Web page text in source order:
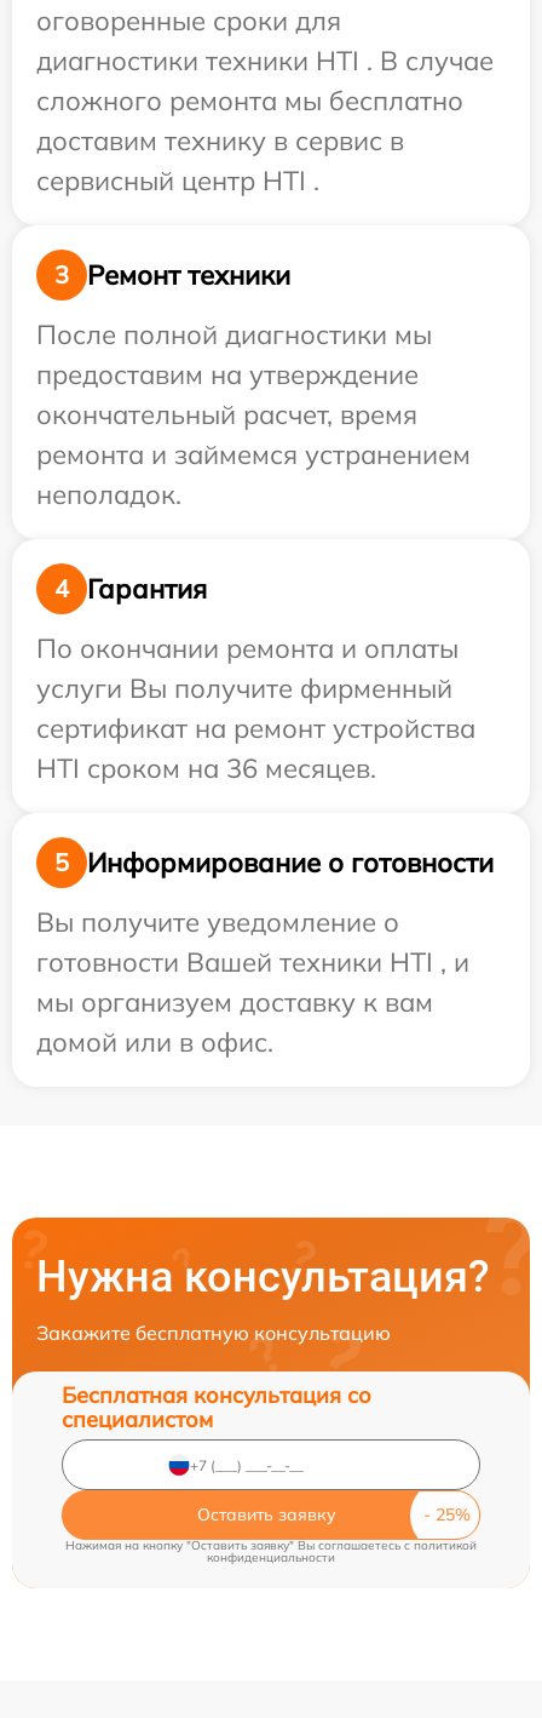
оговоренные сроки для
диагностики техники HTI . В случае
сложного ремонта мы бесплатно
доставим технику в сервис в
сервисный центр HTI .
3
Ремонт техники
После полной диагностики мы
предоставим на утверждение
окончательный расчет, время
ремонта и займемся устранением
неполадок.
4
Гарантия
По окончании ремонта и оплаты
услуги Вы получите фирменный
сертификат на ремонт устройства
HTI сроком на 36 месяцев.
5
Информирование о готовности
Вы получите уведомление о
готовности Вашей техники HTI , и
мы организуем доставку к вам
домой или в офис.
Нужна консультация?
Закажите бесплатную консультацию
Бесплатная консультация со
специалистом
Оставить заявку
Нажимая на кнопку "Оставить заявку" Вы соглашаетесь cполитикой
конфиденциальности